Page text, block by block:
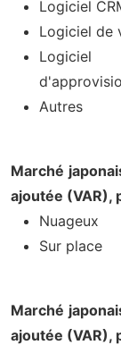
Logiciel
Logiciel de
Autres
Marché
ajoutée (VAR),
Nuageux
Sur place
Marché
ajoutée (VAR),